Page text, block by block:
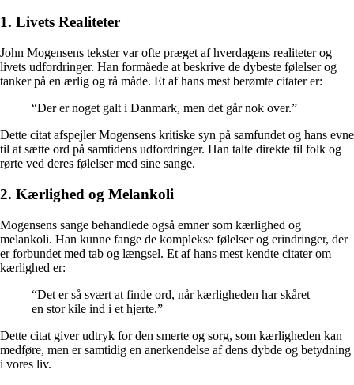
1. Livets Realiteter
John Mogensens tekster var ofte præget af hverdagens realiteter og
livets udfordringer. Han formåede at beskrive de dybeste følelser og
tanker på en ærlig og rå måde. Et af hans mest berømte citater er:
“Der er noget galt i Danmark, men det går nok over.”
Dette citat afspejler Mogensens kritiske syn på samfundet og hans evne
til at sætte ord på samtidens udfordringer. Han talte direkte til folk og
rørte ved deres følelser med sine sange.
2. Kærlighed og Melankoli
Mogensens sange behandlede også emner som kærlighed og
melankoli. Han kunne fange de komplekse følelser og erindringer, der
er forbundet med tab og længsel. Et af hans mest kendte citater om
kærlighed er:
“Det er så svært at finde ord, når kærligheden har skåret
en stor kile ind i et hjerte.”
Dette citat giver udtryk for den smerte og sorg, som kærligheden kan
medføre, men er samtidig en anerkendelse af dens dybde og betydning
i vores liv.